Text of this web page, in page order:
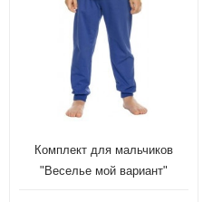
Комплект для мальчиков
"Веселье мой вариант"